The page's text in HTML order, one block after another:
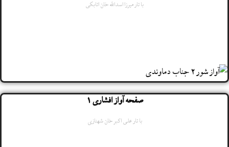
با تار میرزا اسدالله خان اتابکی
صفحه آواز افشاری 1
با تار علی اکبر خان شهنازی